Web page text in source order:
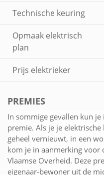
Technische keuring
Opmaak elektrisch
plan
Prijs elektrieker
PREMIES
In sommige gevallen kun
premie. Als je je
geheel vernieuwt, in een
kom je in aanmerking voor
Vlaamse Overheid. Deze
eigenaar-bewoner uit de